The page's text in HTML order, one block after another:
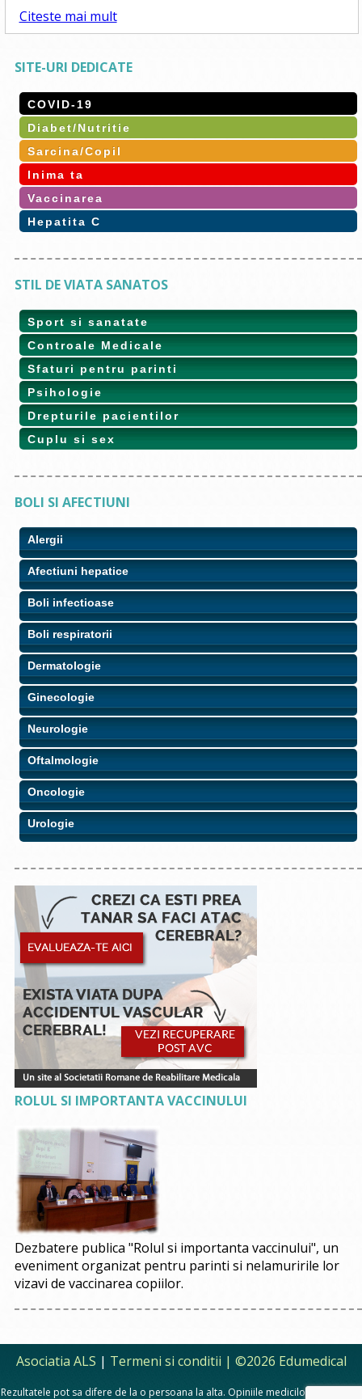
Citeste mai mult
SITE-URI DEDICATE
COVID-19
Diabet/Nutritie
Sarcina/Copil
Inima ta
Vaccinarea
Hepatita C
STIL DE VIATA SANATOS
Sport si sanatate
Controale Medicale
Sfaturi pentru parinti
Psihologie
Drepturile pacientilor
Cuplu si sex
BOLI SI AFECTIUNI
Alergii
Afectiuni hepatice
Boli infectioase
Boli respiratorii
Dermatologie
Ginecologie
Neurologie
Oftalmologie
Oncologie
Urologie
ROLUL SI IMPORTANTA VACCINULUI
Dezbatere publica "Rolul si importanta vaccinului", un
eveniment organizat pentru parinti si nelamuririle lor
vizavi de vaccinarea copiilor.
Asociatia ALS | Termeni si conditii | ©2026 Edumedical
Rezultatele pot sa difere de la o persoana la alta. Opiniile medicilor, sfaturile si